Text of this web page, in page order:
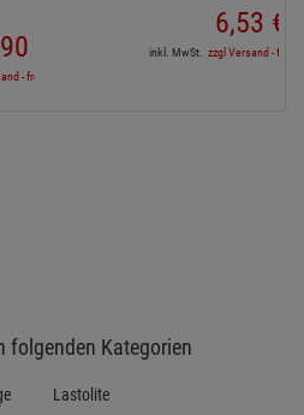
90
- frei ab 90,-€ in DE
6,53 €
inkl. MwSt. zzgl Versand - frei
folgenden Kategorien
Lastolite